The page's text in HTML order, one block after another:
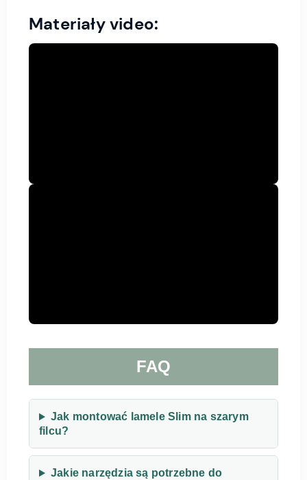
Materiały video:
FAQ
Jak montować lamele Slim na szarym
filcu?
Jakie narzędzia są potrzebne do